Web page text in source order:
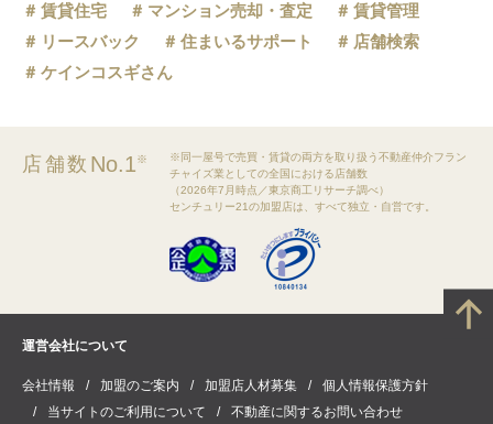
賃貸住宅
マンション売却・査定
賃貸管理
リースバック
住まいるサポート
店舗検索
ケインコスギさん
店舗数 No.1※
※同一屋号で売買・賃貸の両方を取り扱う不動産仲介フラン
チャイズ業としての全国における店舗数
（2026年7月時点／東京商工リサーチ調べ）
センチュリー21の加盟店は、すべて独立・自営です。
運営会社について
会社情報 加盟のご案内 加盟店人材募集
個人情報保護方針
当サイトのご利用について
不動産に関するお問い合わせ